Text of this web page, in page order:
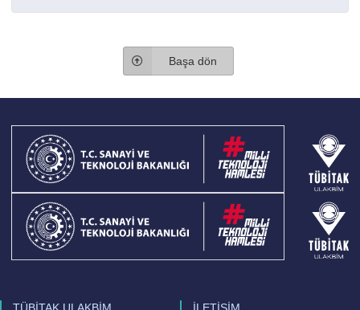
Başa dön